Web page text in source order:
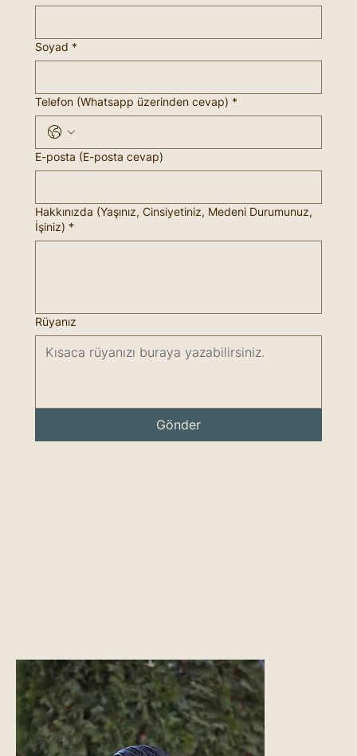
Soyad *
Telefon (Whatsapp üzerinden cevap) *
E-posta (E-posta cevap)
Hakkınızda (Yaşınız, Cinsiyetiniz, Medeni Durumunuz,
İşiniz) *
Rüyanız
Gönder